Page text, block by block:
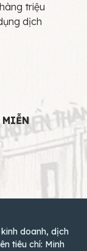
triệu
dịch
doanh, dịch
tiêu chí: Minh